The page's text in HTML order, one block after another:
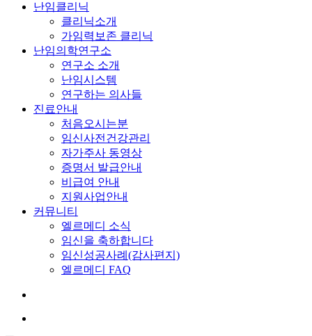
난임클리닉
클리닉소개
가임력보존 클리닉
난임의학연구소
연구소 소개
난임시스템
연구하는 의사들
진료안내
처음오시는분
임신사전건강관리
자가주사 동영상
증명서 발급안내
비급여 안내
지원사업안내
커뮤니티
엘르메디 소식
임신을 축하합니다
임신성공사례(감사편지)
엘르메디 FAQ